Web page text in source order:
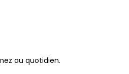
au quotidien.